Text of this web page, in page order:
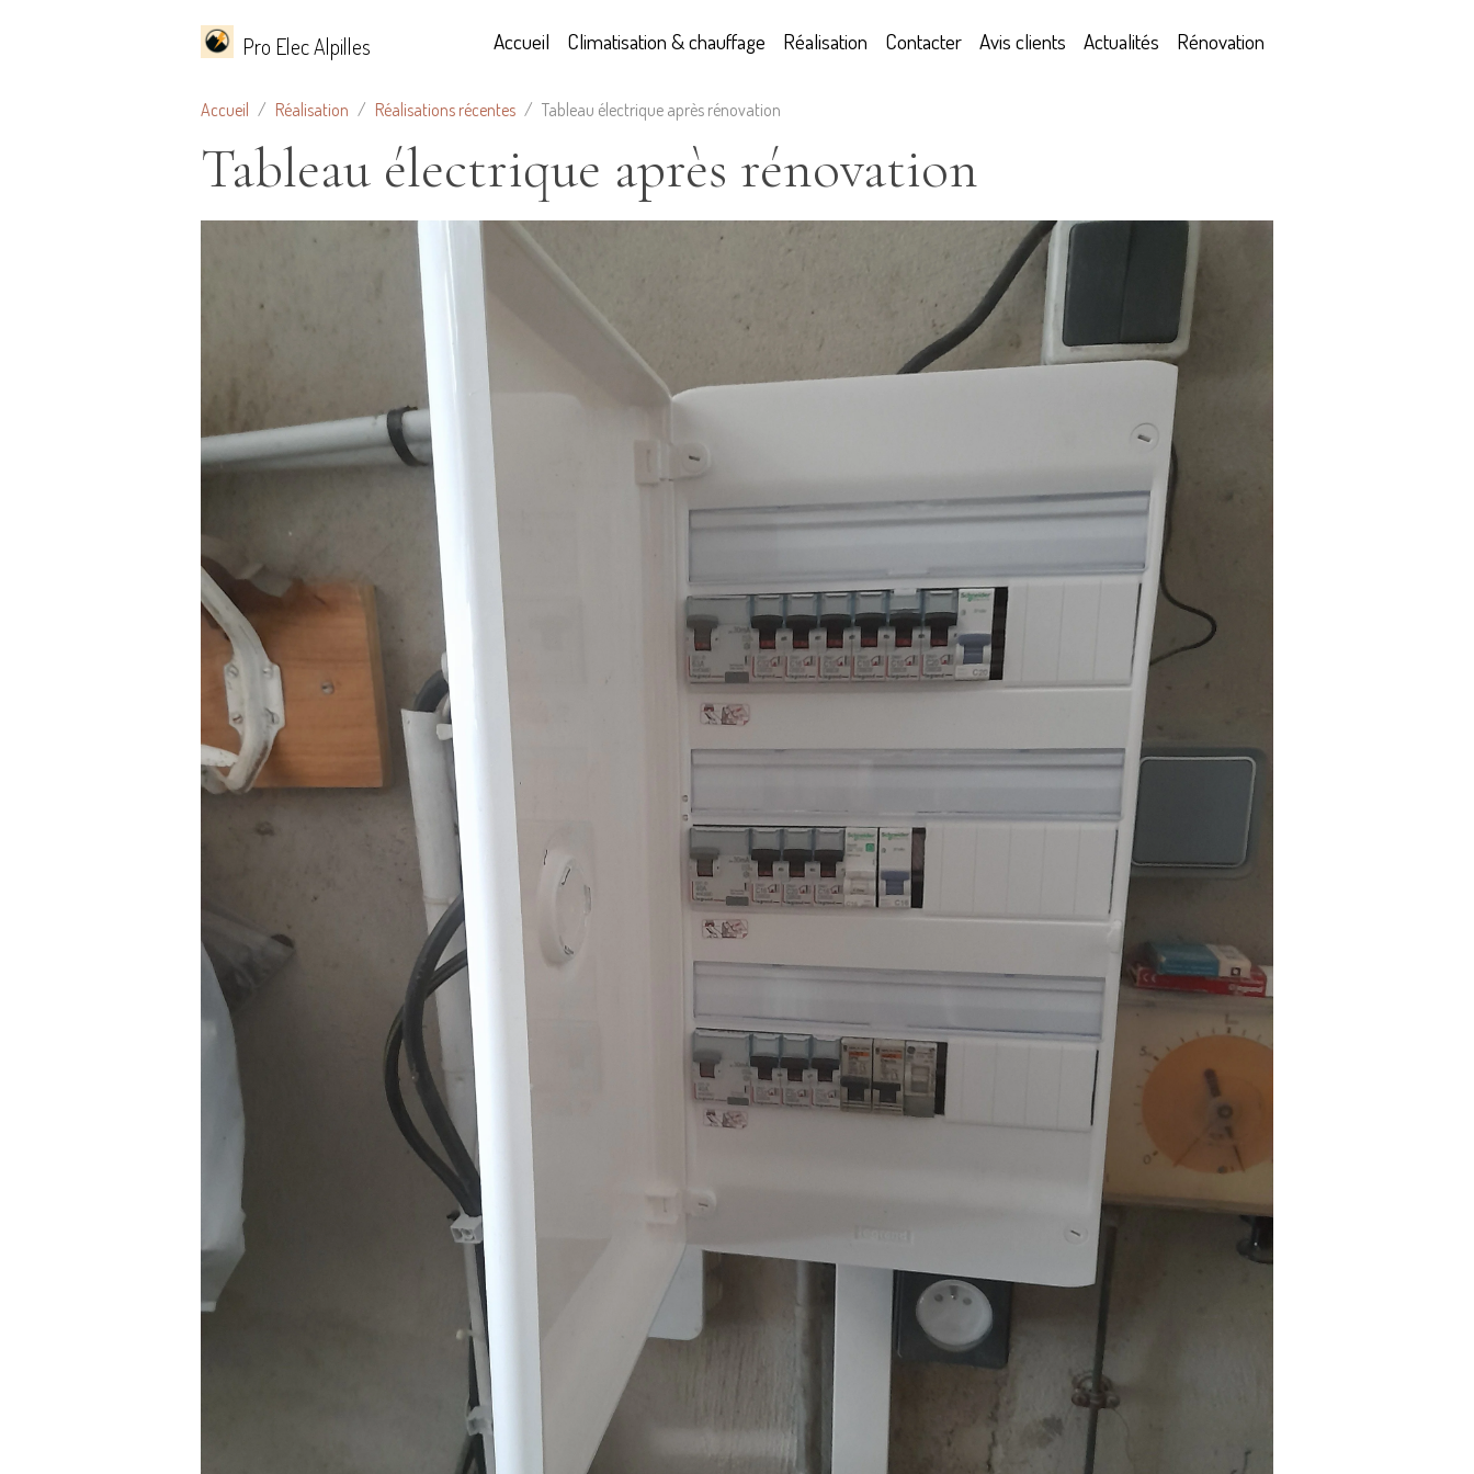
Pro Elec Alpilles Accueil Climatisation & chauffage Réalisation Contacter Avis clients Actualités Rénovation
Accueil Réalisation Réalisations récentes Tableau électrique après rénovation
Tableau électrique après rénovation